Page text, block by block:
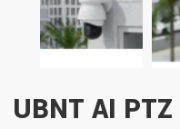
UBNT AI